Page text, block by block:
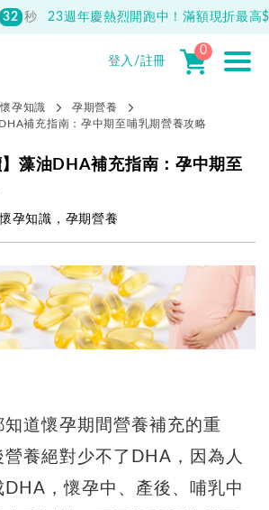
31 秒 23週年慶熱烈開跑中！滿額現折最高
登入/註冊
0
懷孕知識
孕期營養
補充指南：孕中期至哺乳期營養攻略
】藻油DHA補充指南：孕中期至
懷孕知識 ， 孕期營養
道懷孕期間營養補充的重
養絕對少不了DHA，因為人
，懷孕中、產後、哺乳中